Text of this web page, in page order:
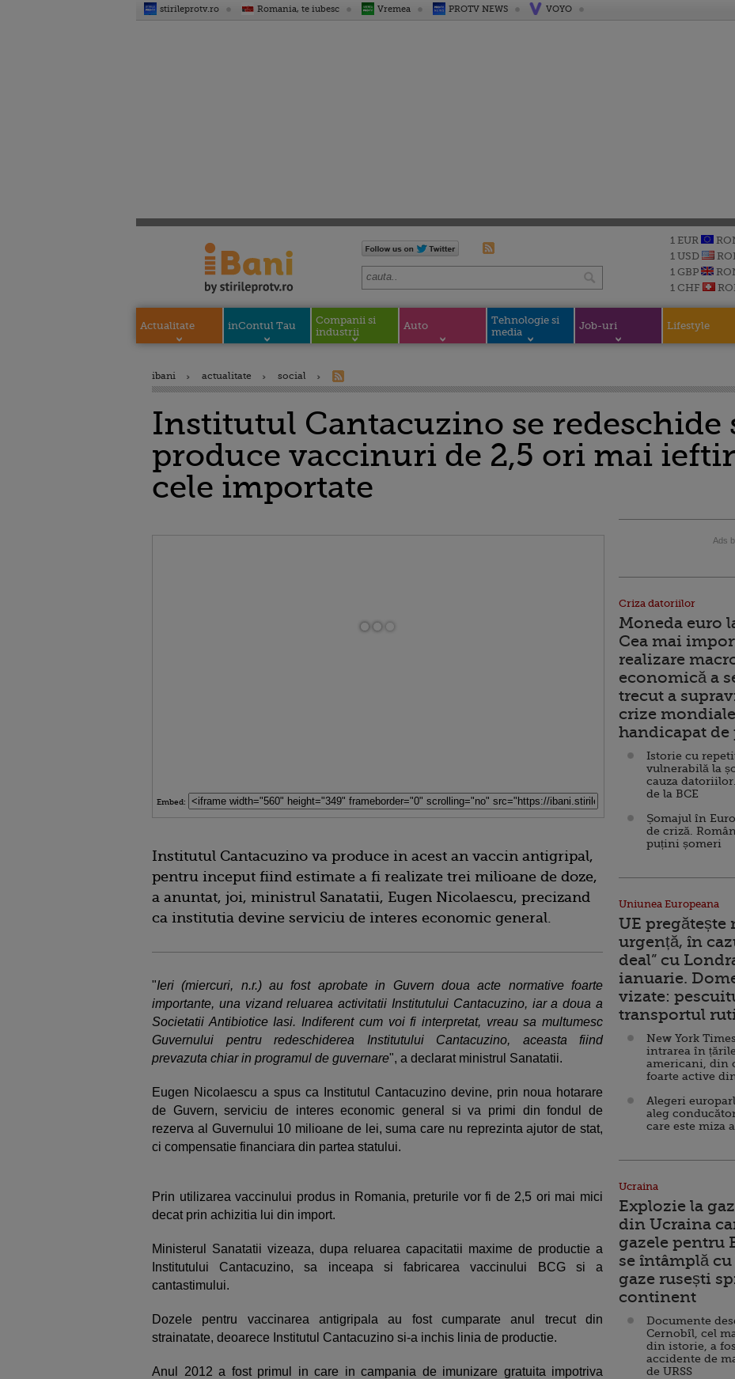
stirileprotv.ro Romania, te iubesc Vremea PROTV NEWS VOYO
1 EUR
1 USD
1 GBP
1 CHF
Actualitate inContul Tau
Companii si
industrii
Auto
Tehnologie si
media
Job-uri Lifestyle
ibani actualitate social
Institutul Cantacuzino se redeschide
produce vaccinuri de 2,5 ori mai
cele importate
Embed:
Institutul Cantacuzino va produce in acest an vaccin antigripal,
pentru inceput fiind estimate a fi realizate trei milioane de doze,
a anuntat, joi, ministrul Sanatatii, Eugen Nicolaescu, precizand
ca institutia devine serviciu de interes economic general.
"Ieri (miercuri, n.r.) au fost aprobate in Guvern doua acte normative foarte
importante, una vizand reluarea activitatii Institutului Cantacuzino, iar a doua a
Societatii Antibiotice Iasi. Indiferent cum voi fi interpretat, vreau sa multumesc
Guvernului pentru redeschiderea Institutului Cantacuzino, aceasta fiind
prevazuta chiar in programul de guvernare", a declarat ministrul Sanatatii.
Eugen Nicolaescu a spus ca Institutul Cantacuzino devine, prin noua hotarare
de Guvern, serviciu de interes economic general si va primi din fondul de
rezerva al Guvernului 10 milioane de lei, suma care nu reprezinta ajutor de stat,
ci compensatie financiara din partea statului.
Prin utilizarea vaccinului produs in Romania, preturile vor fi de 2,5 ori mai mici
decat prin achizitia lui din import.
Ministerul Sanatatii vizeaza, dupa reluarea capacitatii maxime de productie a
Institutului Cantacuzino, sa inceapa si fabricarea vaccinului BCG si a
cantastimului.
Dozele pentru vaccinarea antigripala au fost cumparate anul trecut din
strainatate, deoarece Institutul Cantacuzino si-a inchis linia de productie.
Anul 2012 a fost primul in care in campania de imunizare gratuita impotriva
Ads
Criza datoriilor
Moneda euro
Cea mai
realizare
economică a
trecut a
crize
handicapat
Istorie cu
vulnerabilă la
cauza
de la BCE
Șomajul în
de criză.
puțini șomeri
Uniunea Europeana
UE pregătește
urgență, în
deal” cu
ianuarie.
vizate:
transportul
New York
intrarea în
americani, din
foarte active
Alegeri
aleg
care este miza
Ucraina
Explozie la
din Ucraina
gazele pentru
se întâmplă
gaze rusești
continent
Documente
Cernobîl, cel
din istorie, a
accidente de
de URSS